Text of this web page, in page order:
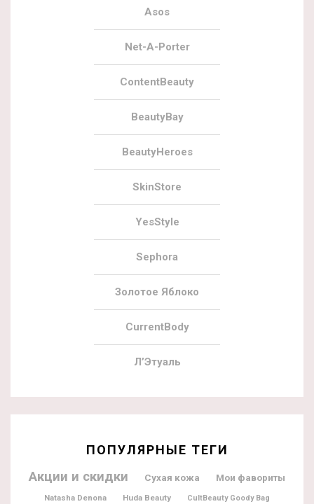
Asos
Net-A-Porter
ContentBeauty
BeautyBay
BeautyHeroes
SkinStore
YesStyle
Sephora
Золотое Яблоко
CurrentBody
Л’Этуаль
ПОПУЛЯРНЫЕ ТЕГИ
Акции и скидки Сухая кожа Мои фавориты
Natasha Denona Huda Beauty CultBeauty Goody Bag